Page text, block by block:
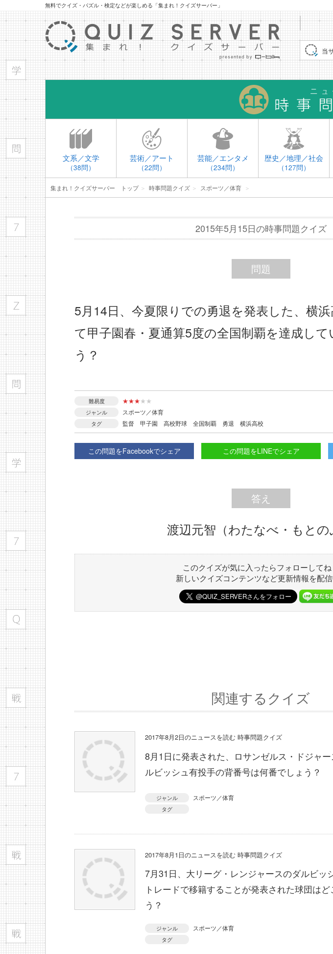
無料でクイズ・パズル・検定などが楽しめる「集まれ！クイズサーバー」
当
文系／文学
（38問）
芸術／アート
（22問）
芸能／エンタメ
（234問）
歴史／地理／社会
（127問）
集まれ！クイズサーバー トップ＞ 時事問題クイズ ＞ スポーツ／体育 ＞
2015年5月15日の時事問題クイズ
問題
5月14日、今夏限りでの勇退を発表した、横
て甲子園春・夏通算5度の全国制覇を達成し
う？
難易度 ★★★★ ★
ジャンル スポーツ／体育
タグ 監督 甲子園 高校野球 全国制覇 勇退 横浜高校
この問題をFacebookでシェア この問題をLINEでシェア
答え
渡辺元智（わたなべ・もとの
このクイズが気に入ったらフォローしてね
新しいクイズコンテンツなど更新情報を配
関連するクイズ
2017年8月2日のニュースを読む 時事問題クイズ
8月1日に発表された、ロサンゼルス・ドジャ
ルビッシュ有投手の背番号は何番でしょう？
ジャンル スポーツ／体育
タグ
2017年8月1日のニュースを読む 時事問題クイズ
7月31日、大リーグ・レンジャースのダルビッ
トレードで移籍することが発表された球団はど
う？
ジャンル スポーツ／体育
タグ